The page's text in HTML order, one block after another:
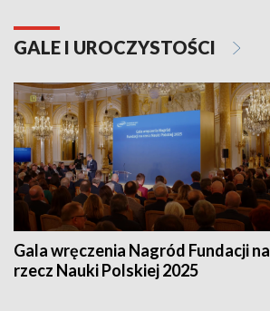
GALE I UROCZYSTOŚCI
Gala wręczenia Nagród Fundacji na
rzecz Nauki Polskiej 2025